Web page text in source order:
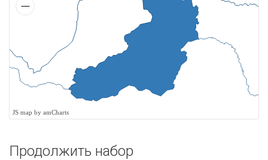
JS map by amCharts
Продолжить набор